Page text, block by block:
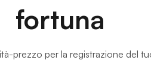
fortuna
prezzo per la registrazione del